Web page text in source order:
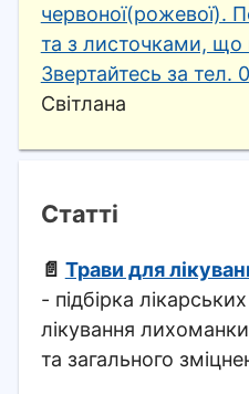
червоної(рожевої).
та з листочками, що
Звертайтесь за тел.
Світлана
Статті
📄 Трави для
- підбірка
лікування
та загального